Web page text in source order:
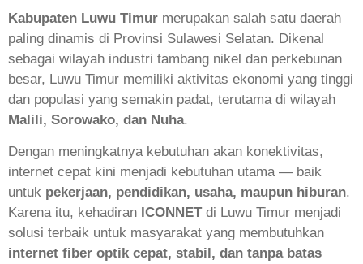
Kabupaten Luwu Timur merupakan salah satu daerah
paling dinamis di Provinsi Sulawesi Selatan. Dikenal
sebagai wilayah industri tambang nikel dan perkebunan
besar, Luwu Timur memiliki aktivitas ekonomi yang tinggi
dan populasi yang semakin padat, terutama di wilayah
Malili, Sorowako, dan Nuha.
Dengan meningkatnya kebutuhan akan konektivitas,
internet cepat kini menjadi kebutuhan utama — baik
untuk pekerjaan, pendidikan, usaha, maupun hiburan.
Karena itu, kehadiran ICONNETdi Luwu Timur menjadi
solusi terbaik untuk masyarakat yang membutuhkan
internet fiber optik cepat, stabil, dan tanpa batas